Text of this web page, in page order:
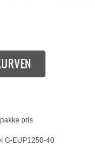
pris
G-EUP1250-40